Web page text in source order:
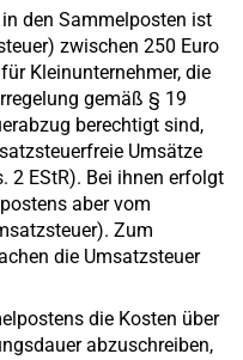
den Sammelposten ist
zwischen 250 Euro
Kleinunternehmer, die
gemäß § 19
berechtigt sind,
Umsätze
2 EStR). Bei ihnen erfolgt
aber vom
Zum
die Umsatzsteuer
die Kosten über
abzuschreiben,